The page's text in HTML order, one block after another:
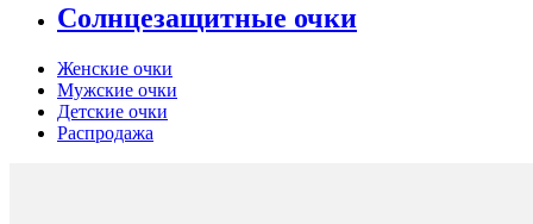
Солнцезащитные очки
Женские очки
Мужские очки
Детские очки
Распродажа